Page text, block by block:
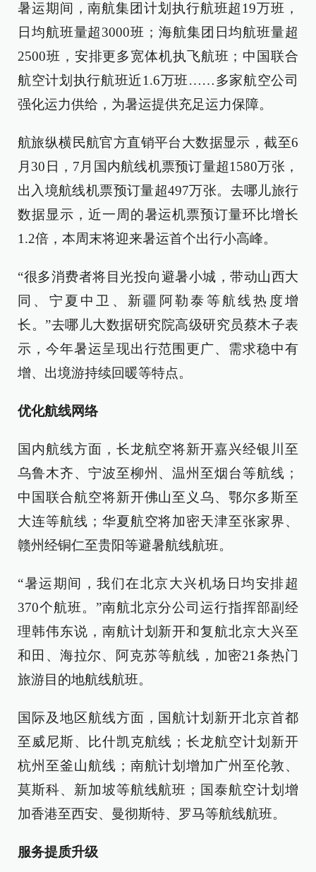
暑运期间，南航集团计划执行航班超19万班，
日均航班量超3000班；海航集团日均航班量超
2500班，安排更多宽体机执飞航班；中国联合
航空计划执行航班近1.6万班……多家航空公司
强化运力供给，为暑运提供充足运力保障。
航旅纵横民航官方直销平台大数据显示，截至6
月30日，7月国内航线机票预订量超1580万张，
出入境航线机票预订量超497万张。去哪儿旅行
数据显示，近一周的暑运机票预订量环比增长
1.2倍，本周末将迎来暑运首个出行小高峰。
“很多消费者将目光投向避暑小城，带动山西大
同、宁夏中卫、新疆阿勒泰等航线热度增
长。”去哪儿大数据研究院高级研究员蔡木子表
示，今年暑运呈现出行范围更广、需求稳中有
增、出境游持续回暖等特点。
优化航线网络
国内航线方面，长龙航空将新开嘉兴经银川至
乌鲁木齐、宁波至柳州、温州至烟台等航线；
中国联合航空将新开佛山至义乌、鄂尔多斯至
大连等航线；华夏航空将加密天津至张家界、
赣州经铜仁至贵阳等避暑航线航班。
“暑运期间，我们在北京大兴机场日均安排超
370个航班。”南航北京分公司运行指挥部副经
理韩伟东说，南航计划新开和复航北京大兴至
和田、海拉尔、阿克苏等航线，加密21条热门
旅游目的地航线航班。
国际及地区航线方面，国航计划新开北京首都
至威尼斯、比什凯克航线；长龙航空计划新开
杭州至釜山航线；南航计划增加广州至伦敦、
莫斯科、新加坡等航线航班；国泰航空计划增
加香港至西安、曼彻斯特、罗马等航线航班。
服务提质升级